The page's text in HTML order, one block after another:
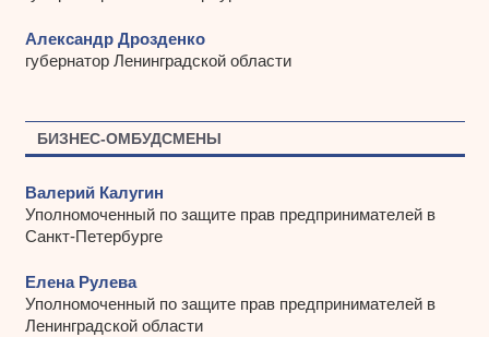
Александр Дрозденко
губернатор Ленинградской области
БИЗНЕС-ОМБУДСМЕНЫ
Валерий Калугин
Уполномоченный по защите прав предпринимателей в
Санкт-Петербурге
Елена Рулева
Уполномоченный по защите прав предпринимателей в
Ленинградской области